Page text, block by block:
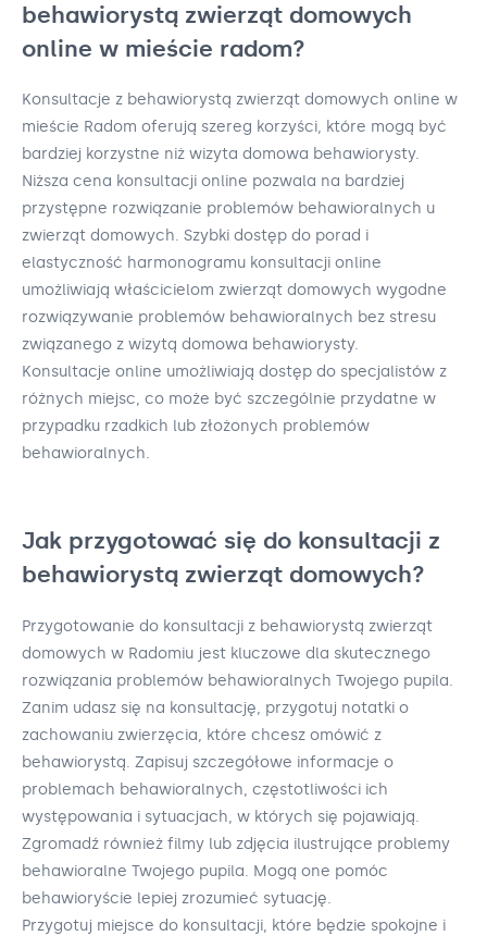
behawiorystą zwierząt domowych
online w mieście radom?
Konsultacje z behawiorystą zwierząt domowych online w
mieście Radom oferują szereg korzyści, które mogą być
bardziej korzystne niż wizyta domowa behawiorysty.
Niższa cena konsultacji online pozwala na bardziej
przystępne rozwiązanie problemów behawioralnych u
zwierząt domowych. Szybki dostęp do porad i
elastyczność harmonogramu konsultacji online
umożliwiają właścicielom zwierząt domowych wygodne
rozwiązywanie problemów behawioralnych bez stresu
związanego z wizytą domowa behawiorysty.
Konsultacje online umożliwiają dostęp do specjalistów z
różnych miejsc, co może być szczególnie przydatne w
przypadku rzadkich lub złożonych problemów
behawioralnych.
Jak przygotować się do konsultacji z
behawiorystą zwierząt domowych?
Przygotowanie do konsultacji z behawiorystą zwierząt
domowych w Radomiu jest kluczowe dla skutecznego
rozwiązania problemów behawioralnych Twojego pupila.
Zanim udasz się na konsultację, przygotuj notatki o
zachowaniu zwierzęcia, które chcesz omówić z
behawiorystą. Zapisuj szczegółowe informacje o
problemach behawioralnych, częstotliwości ich
występowania i sytuacjach, w których się pojawiają.
Zgromadź również filmy lub zdjęcia ilustrujące problemy
behawioralne Twojego pupila. Mogą one pomóc
behawioryście lepiej zrozumieć sytuację.
Przygotuj miejsce do konsultacji, które będzie spokojne i